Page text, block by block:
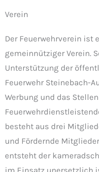
Verein
Der Feuerwehrverein ist
gemeinnütziger Verein.
Unterstützung der
Feuerwehr Steinebach-
Werbung und das
besteht aus drei
und Fördernde
entsteht der
im Einsatz unersetzlich